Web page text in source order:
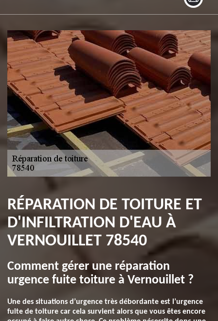
RÉPARATION DE TOITURE ET
D'INFILTRATION D'EAU À
VERNOUILLET 78540
Comment gérer une réparation
urgence fuite toiture à Vernouillet ?
Une des situations d’urgence très débordante est l’urgence
fuite de toiture car cela survient alors que vous êtes encore